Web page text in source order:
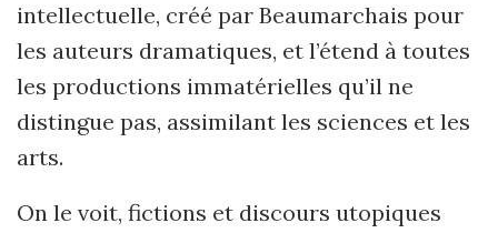
intellectuelle, créé par Beaumarchais pour
les auteurs dramatiques, et l’étend à toutes
les productions immatérielles qu’il ne
distingue pas, assimilant les sciences et les
arts.
On le voit, fictions et discours utopiques